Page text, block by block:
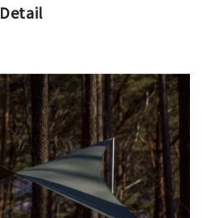
Detail